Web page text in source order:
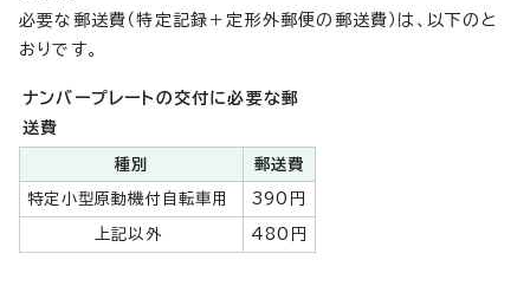
必要な郵送費（特定記録＋定形外郵便の郵送費）は、以下のと
おりです。
ナンバープレートの交付に必要な郵
送費
種別 郵送費
特定小型原動機付自転車用 390円
上記以外 480円